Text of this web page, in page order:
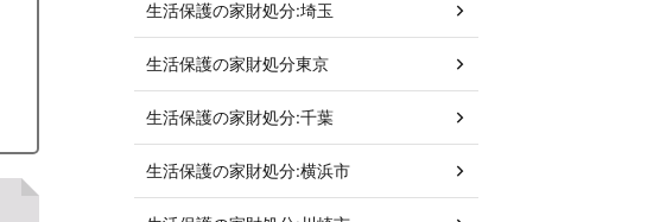
生活保護の家財処分:埼玉
生活保護の家財処分東京
生活保護の家財処分:千葉
生活保護の家財処分:横浜市